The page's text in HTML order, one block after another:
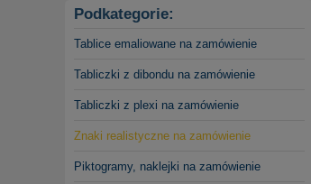
Podkategorie:
Tablice emaliowane na zamówienie
Tabliczki z dibondu na zamówienie
Tabliczki z plexi na zamówienie
Znaki realistyczne na zamówienie
Piktogramy, naklejki na zamówienie